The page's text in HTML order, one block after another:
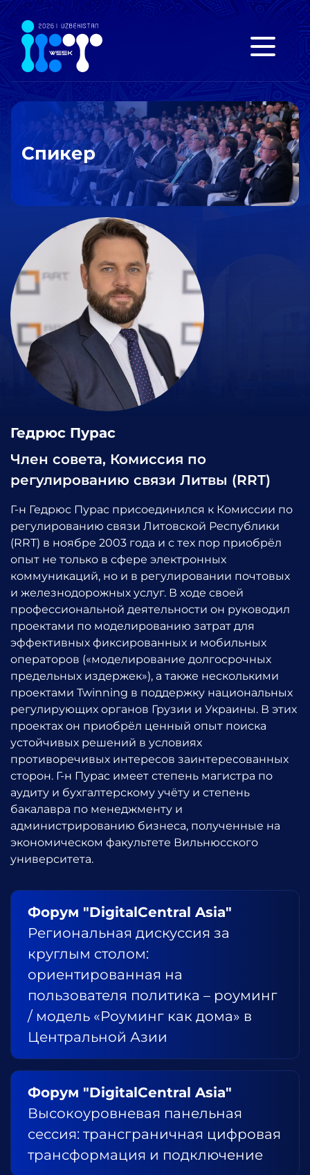
Спикер
Гедрюс Пурас
Член совета, Комиссия по
регулированию связи Литвы (RRT)
Г-н Гедрюс Пурас присоединился к Комиссии по
регулированию связи Литовской Республики
(RRT) в ноябре 2003 года и с тех пор приобрёл
опыт не только в сфере электронных
коммуникаций, но и в регулировании почтовых
и железнодорожных услуг. В ходе своей
профессиональной деятельности он руководил
проектами по моделированию затрат для
эффективных фиксированных и мобильных
операторов («моделирование долгосрочных
предельных издержек»), а также несколькими
проектами Twinning в поддержку национальных
регулирующих органов Грузии и Украины. В этих
проектах он приобрёл ценный опыт поиска
устойчивых решений в условиях
противоречивых интересов заинтересованных
сторон. Г-н Пурас имеет степень магистра по
аудиту и бухгалтерскому учёту и степень
бакалавра по менеджменту и
администрированию бизнеса, полученные на
экономическом факультете Вильнюсского
университета.
Форум "DigitalCentral Asia"
Региональная дискуссия за
круглым столом:
ориентированная на
пользователя политика – роуминг
/ модель «Роуминг как дома» в
Центральной Азии
Форум "DigitalCentral Asia"
Высокоуровневая панельная
сессия: трансграничная цифровая
трансформация и подключение